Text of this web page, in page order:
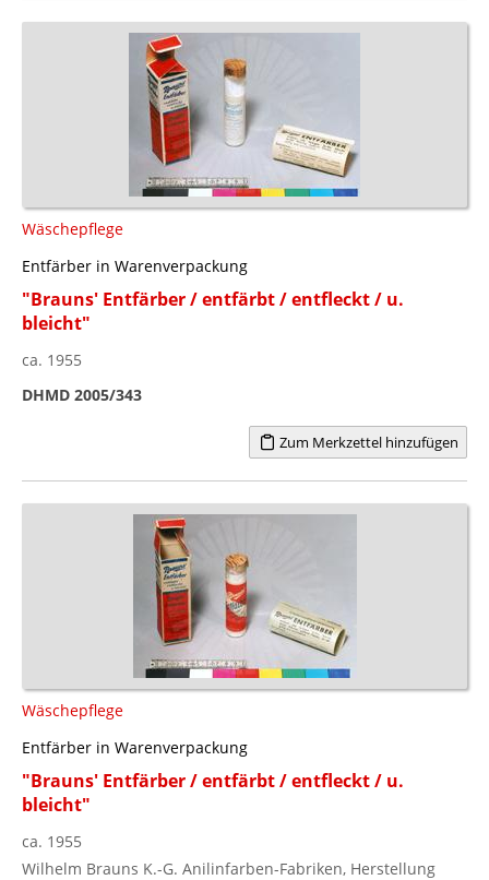
Wäschepflege
Entfärber in Warenverpackung
"Brauns' Entfärber / entfärbt / entfleckt / u.
bleicht"
ca. 1955
DHMD 2005/343
Zum Merkzettel hinzufügen
Wäschepflege
Entfärber in Warenverpackung
"Brauns' Entfärber / entfärbt / entfleckt / u.
bleicht"
ca. 1955
Wilhelm Brauns K.-G. Anilinfarben-Fabriken, Herstellung